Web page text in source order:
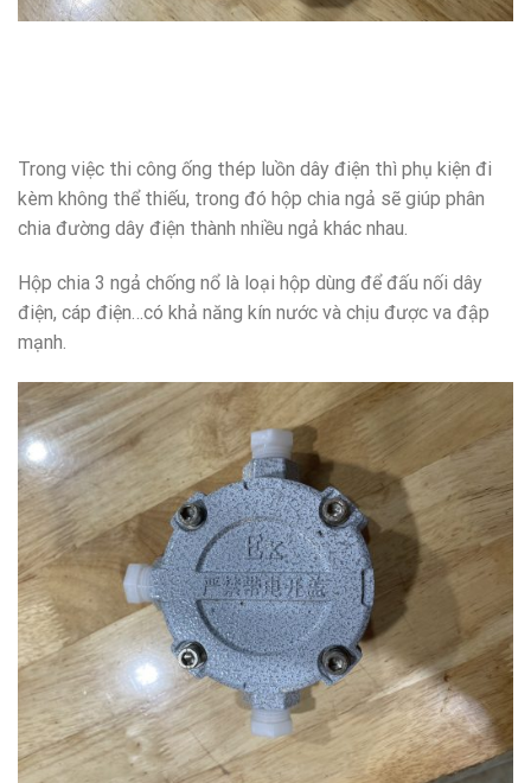
Trong việc thi công ống thép luồn dây điện thì phụ kiện đi
kèm không thể thiếu, trong đó hộp chia ngả sẽ giúp phân
chia đường dây điện thành nhiều ngả khác nhau.
Hộp chia 3 ngả chống nổ là loại hộp dùng để đấu nối dây
điện, cáp điện…có khả năng kín nước và chịu được va đập
mạnh.